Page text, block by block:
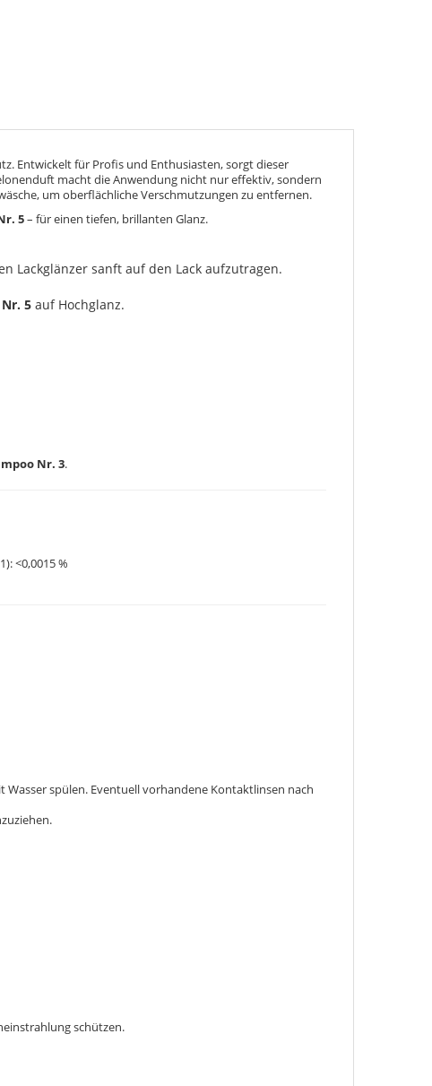
Entwickelt für Profis und Enthusiasten, sorgt dieser
macht die Anwendung nicht nur effektiv, sondern
um oberflächliche Verschmutzungen zu entfernen.
5– für einen tiefen, brillanten Glanz.
Lackglänzer sanft auf den Lack aufzutragen.
5 auf Hochglanz.
Nr. 3.
<0,0015 %
Wasser spülen. Eventuell vorhandene Kontaktlinsen nach
schützen.